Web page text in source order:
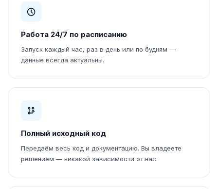
Работа 24/7 по расписанию
Запуск каждый час, раз в день или по будням —
данные всегда актуальны.
Полный исходный код
Передаём весь код и документацию. Вы владеете
решением — никакой зависимости от нас.